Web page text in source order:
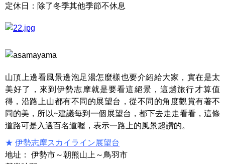
定休日：除了冬季其他季節不休息
山頂上邊看風景邊泡足湯怎麼樣也要介紹給大家，實在是太
美好了，來到伊勢志摩就是要看這絕景，這趟旅行才算值
得，沿路上山都有不同的展望台，從不同的角度觀賞有著不
同的美，所以~建議每到一個展望台，都下去走走看看，這條
道路可是入選百名道喔，表示一路上的風景超讚的。
★ 伊勢志摩スカイライン展望台
地址： 伊勢市～朝熊山上～鳥羽市